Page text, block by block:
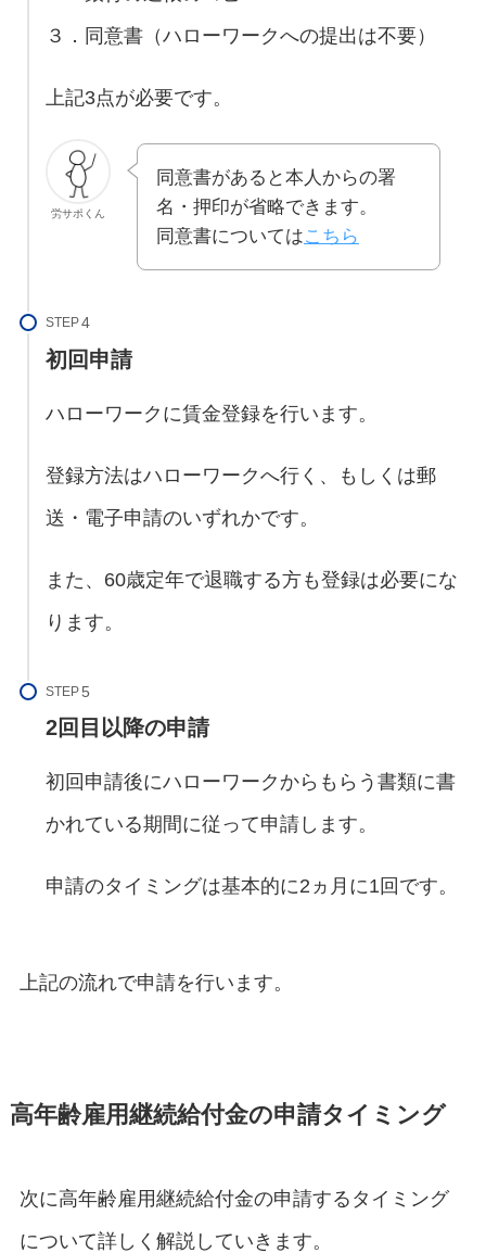
３．同意書（ハローワークへの提出は不要）
上記3点が必要です。
労サポくん
同意書があると本人からの署
名・押印が省略できます。
同意書についてはこちら
STEP
初回申請
ハローワークに賃金登録を行います。
登録方法はハローワークへ行く、もしくは郵
送・電子申請のいずれかです。
また、60歳定年で退職する方も登録は必要にな
ります。
STEP
2回目以降の申請
初回申請後にハローワークからもらう書類に書
かれている期間に従って申請します。
申請のタイミングは基本的に2ヵ月に1回です。
上記の流れで申請を行います。
高年齢雇用継続給付金の申請タイミング
次に高年齢雇用継続給付金の申請するタイミング
について詳しく解説していきます。